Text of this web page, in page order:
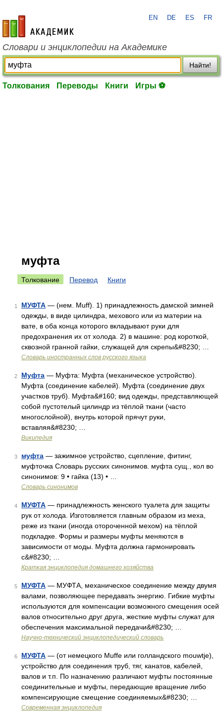
academic.ru
EN DE ES FR
Словари и энциклопедии на Академике
Найти!
Толкования Переводы Книги Игры ⚽
муфта
Толкование Перевод Книги
1 МУФТА — (нем. Muff). 1) принадлежность дамской зимней
одежды, в виде цилиндра, мехового или из материи на
вате, в оба конца которого вкладывают руки для
предохранения их от холода. 2) в машине: род короткой,
сквозной гранной гайки, служащей для скрепы&#8230; …
Словарь иностранных слов русского языка
2 Муфта — Муфта: Муфта (механическое устройство).
Муфта (соединение кабелей). Муфта (соединение двух
участков труб). Муфта&#160; вид одежды, представляющей
собой пустотелый цилиндр из тёплой ткани (часто
многослойной), внутрь которой прячут руки,
вставляя&#8230; …
Википедия
3 муфта — зажимное устройство, сцепление, фитинг,
муфточка Словарь русских синонимов. муфта сущ., кол во
синонимов: 9 • гайка (13) • …
Словарь синонимов
4 МУФТА — принадлежность женского туалета для защиты
рук от холода. Изготовляется главным образом из меха,
реже из ткани (иногда отороченной мехом) на тёплой
подкладке. Формы и размеры муфты меняются в
зависимости от моды. Муфта должна гармонировать
с&#8230; …
Краткая энциклопедия домашнего хозяйства
5 МУФТА — МУФТА, механическое соединение между двумя
валами, позволяющее передавать энергию. Гибкие муфты
используются для компенсации возможного смещения осей
валов относительно друг друга, жесткие муфты служат для
обеспечения максимальной передачи&#8230; …
Научно-технический энциклопедический словарь
6 МУФТА — (от немецкого Muffe или голландского mouwtje),
устройство для соединения труб, тяг, канатов, кабелей,
валов и т.п. По назначению различают муфты постоянные
соединительные и муфты, передающие вращение либо
компенсирующие смещение соединяемых&#8230; …
Современная энциклопедия